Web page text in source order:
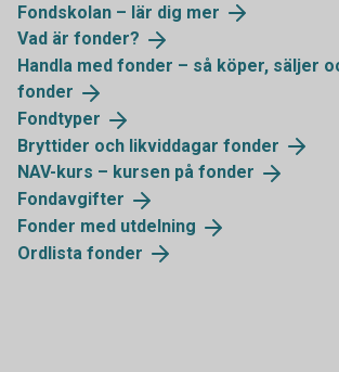
Fondskolan – lär dig mer
Vad är fonder?
Handla med fonder – så köper, säljer
fonder
Fondtyper
Bryttider och likviddagar fonder
NAV-kurs – kursen på fonder
Fondavgifter
Fonder med utdelning
Ordlista fonder